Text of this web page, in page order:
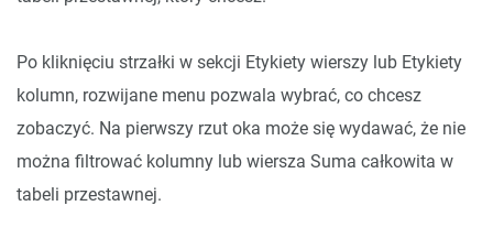
Po kliknięciu strzałki w sekcji Etykiety wierszy lub Etykiety
kolumn, rozwijane menu pozwala wybrać, co chcesz
zobaczyć. Na pierwszy rzut oka może się wydawać, że nie
można filtrować kolumny lub wiersza Suma całkowita w
tabeli przestawnej.